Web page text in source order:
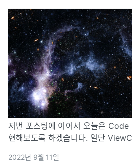
저번 포스팅에 이어서 오늘은 Code base로
현해보도록 하겠습니다. 일단 ViewController에 TableView
을 사용해서 잡아 보겠습니다.
2022년 9월 11일